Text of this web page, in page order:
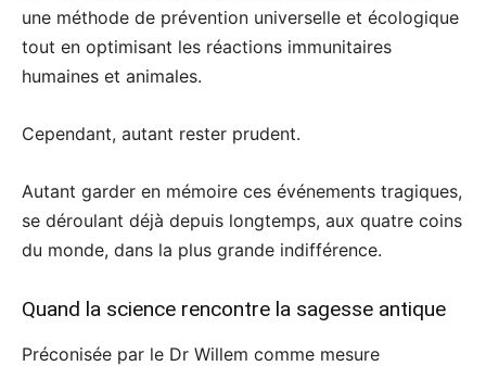
une méthode de prévention universelle et écologique
tout en optimisant les réactions immunitaires
humaines et animales.
Cependant, autant rester prudent.
Autant garder en mémoire ces événements tragiques,
se déroulant déjà depuis longtemps, aux quatre coins
du monde, dans la plus grande indifférence.
Quand la science rencontre la sagesse antique
Préconisée par le Dr Willem comme mesure